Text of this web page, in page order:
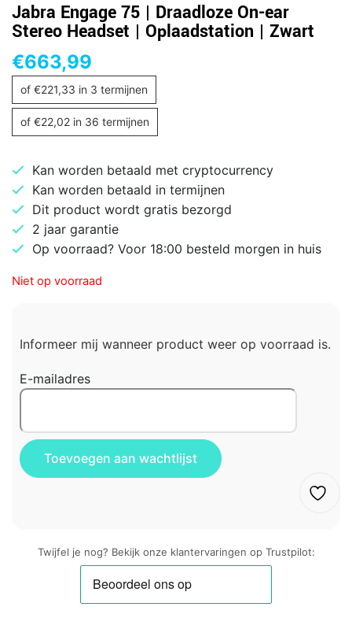
Jabra Engage 75 | Draadloze On-ear
Stereo Headset | Oplaadstation | Zwart
€663,99
of €221,33 in 3 termijnen
of €22,02 in 36 termijnen
Kan worden betaald met cryptocurrency
Kan worden betaald in termijnen
Dit product wordt gratis bezorgd
2 jaar garantie
Op voorraad? Voor 18:00 besteld morgen in huis
Niet op voorraad
Informeer mij wanneer product weer op voorraad is.
E-mailadres
Twijfel je nog? Bekijk onze klantervaringen op Trustpilot: